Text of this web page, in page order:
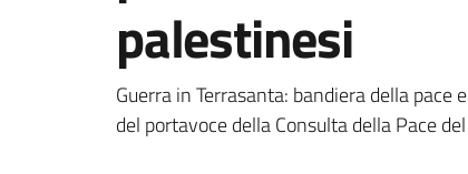
palestinesi
Dettagli della
Guerra in Terrasanta: bandiera della
del portavoce della Consulta della Pace